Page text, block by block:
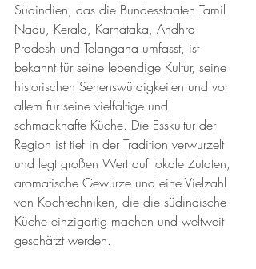
Südindien, das die Bundesstaaten Tamil
Nadu, Kerala, Karnataka, Andhra
Pradesh und Telangana umfasst, ist
bekannt für seine lebendige Kultur, seine
historischen Sehenswürdigkeiten und vor
allem für seine vielfältige und
schmackhafte Küche. Die Esskultur der
Region ist tief in der Tradition verwurzelt
und legt großen Wert auf lokale Zutaten,
aromatische Gewürze und eine Vielzahl
von Kochtechniken, die die südindische
Küche einzigartig machen und weltweit
geschätzt werden.